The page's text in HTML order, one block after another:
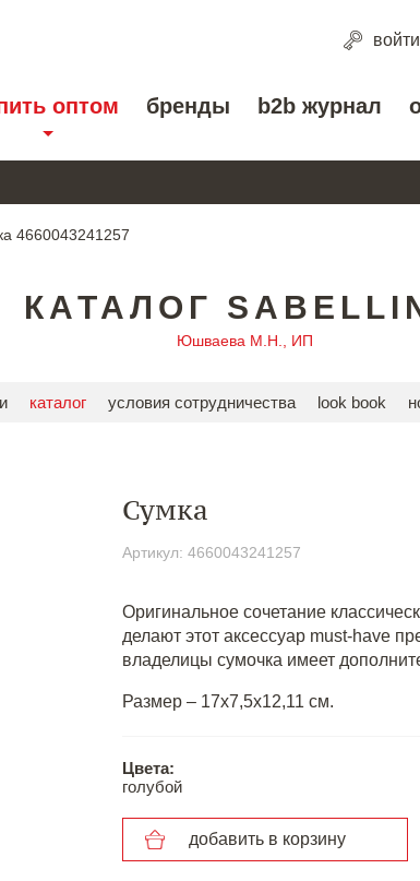
войти
оптом бренды b2b журнал
4660043241257
КАТАЛОГ
Юшваева М.Н., ИП
каталог условия сотрудничества look book
Сумка
Артикул: 4660043241257
Оригинальное сочетание
делают этот аксессуар must-have
владелицы сумочка имеет
Размер – 17x7,5x12,11 см.
Цвета:
голубой
добавить в корзину